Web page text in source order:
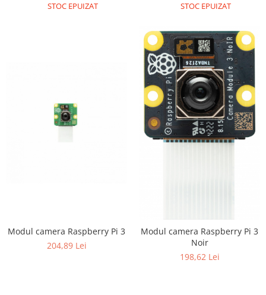
STOC EPUIZAT STOC EPUIZAT
Modul camera Raspberry Pi 3
204,89 Lei
Modul camera Raspberry Pi 3
Noir
198,62 Lei